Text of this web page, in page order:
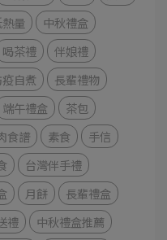
量
中秋禮盒
喝茶禮
伴娘禮
自煮
長輩禮物
端午禮盒
茶包
食譜 素食
手信
台灣伴手禮
月餅
長輩禮盒
禮
中秋禮盒推薦